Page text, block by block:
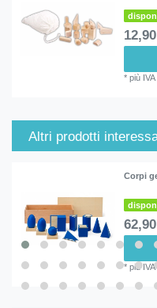
*più IVA
Altri prodotti
Corpi
*più IVA